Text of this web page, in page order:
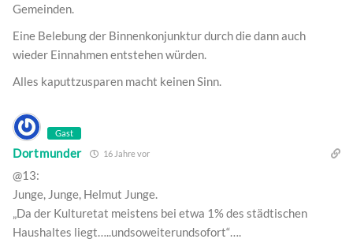
Gemeinden.
Eine Belebung der Binnenkonjunktur durch die dann auch
wieder Einnahmen entstehen würden.
Alles kaputtzusparen macht keinen Sinn.
Gast
Dortmunder 16 Jahre vor
@13:
Junge, Junge, Helmut Junge.
„Da der Kulturetat meistens bei etwa 1% des städtischen
Haushaltes liegt…..undsoweiterundsofort“….